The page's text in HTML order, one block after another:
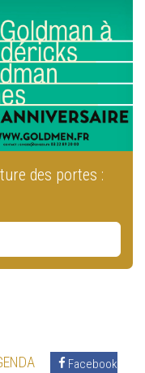
des portes :
Facebook